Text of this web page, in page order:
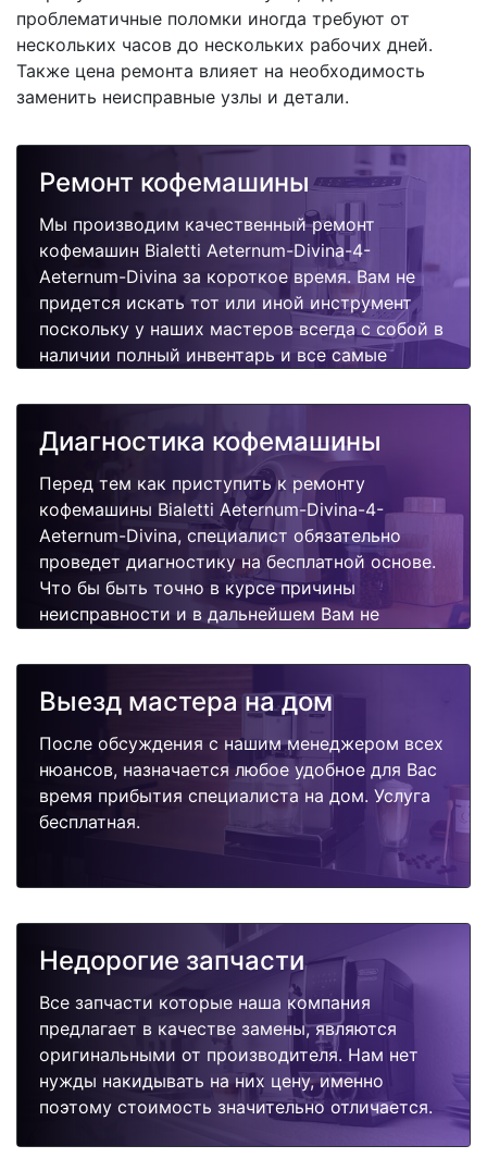
проблематичные поломки иногда требуют от
нескольких часов до нескольких рабочих дней.
Также цена ремонта влияет на необходимость
заменить неисправные узлы и детали.
Ремонт кофемашины
Мы производим качественный ремонт
кофемашин Bialetti Aeternum-Divina-4-
Aeternum-Divina за короткое время. Вам не
придется искать тот или иной инструмент
поскольку у наших мастеров всегда с собой в
наличии полный инвентарь и все самые
кофемашины. Отремонтируем быстро,
качественно и недорого.
Диагностика кофемашины
Перед тем как приступить к ремонту
кофемашины Bialetti Aeternum-Divina-4-
Aeternum-Divina, специалист обязательно
проведет диагностику на бесплатной основе.
Что бы быть точно в курсе причины
неисправности и в дальнейшем Вам не
поиска других поломок.
Выезд мастера на дом
После обсуждения с нашим менеджером всех
нюансов, назначается любое удобное для Вас
время прибытия специалиста на дом. Услуга
бесплатная.
Недорогие запчасти
Все запчасти которые наша компания
предлагает в качестве замены, являются
оригинальными от производителя. Нам нет
нужды накидывать на них цену, именно
поэтому стоимость значительно отличается.